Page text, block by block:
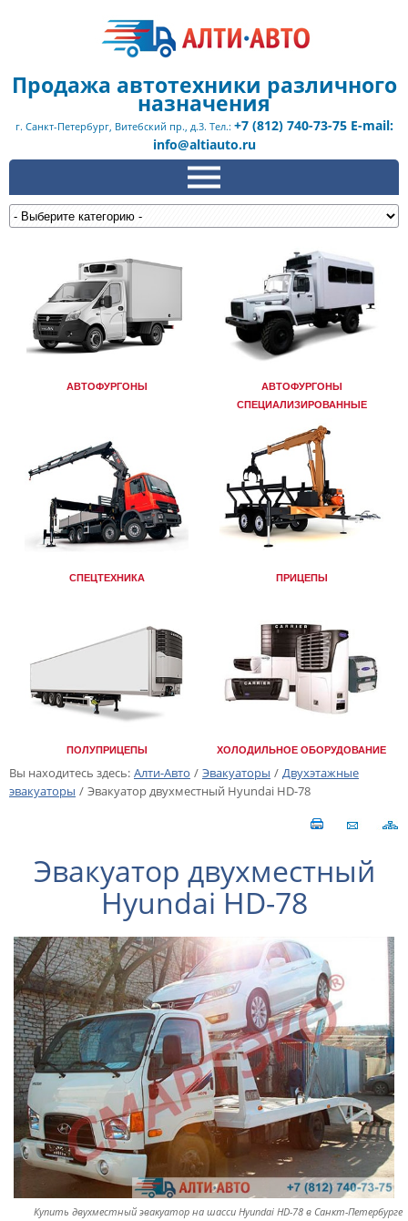
Продажа автотехники различного
назначения
г. Санкт-Петербург, Витебский пр., д.3. Тел.: +7 (812) 740-73-75 E-mail:
info@altiauto.ru
АВТОФУРГОНЫ
АВТОФУРГОНЫ
СПЕЦИАЛИЗИРОВАННЫЕ
СПЕЦТЕХНИКА ПРИЦЕПЫ
ПОЛУПРИЦЕПЫ ХОЛОДИЛЬНОЕ ОБОРУДОВАНИЕ
Вы находитесь здесь: Алти-Авто / Эвакуаторы / Двухэтажные
эвакуаторы / Эвакуатор двухместный Hyundai HD-78
Эвакуатор двухместный
Hyundai HD-78
Купить двухместный эвакуатор на шасси Hyundai HD-78 в Санкт-Петербурге